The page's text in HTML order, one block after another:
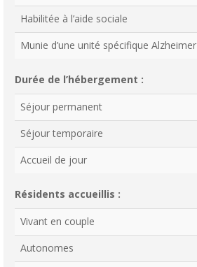
Habilitée à l’aide sociale
Munie d’une unité spécifique Alzheimer
Durée de l’hébergement :
Séjour permanent
Séjour temporaire
Accueil de jour
Résidents accueillis :
Vivant en couple
Autonomes